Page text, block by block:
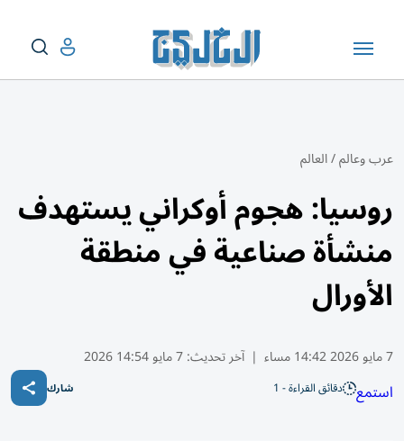
عرب وعالم/العالم
روسيا: هجوم أوكراني يستهدف
منشأة صناعية في منطقة
الأورال
7 مايو 2026 14:42 مساء | آخر تحديث:7 مايو 14:54 2026
استمع دقائق القراءة - 1 شارك